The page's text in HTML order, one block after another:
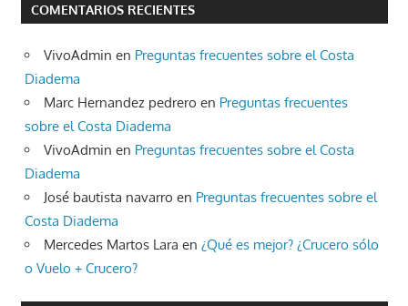
COMENTARIOS RECIENTES
VivoAdmin en Preguntas frecuentes sobre el Costa
Diadema
Marc Hernandez pedrero en Preguntas frecuentes
sobre el Costa Diadema
VivoAdmin en Preguntas frecuentes sobre el Costa
Diadema
José bautista navarro en Preguntas frecuentes sobre el
Costa Diadema
Mercedes Martos Lara en ¿Qué es mejor? ¿Crucero sólo
o Vuelo + Crucero?